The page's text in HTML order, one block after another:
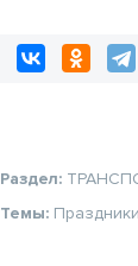
Раздел:
Темы: Праздники